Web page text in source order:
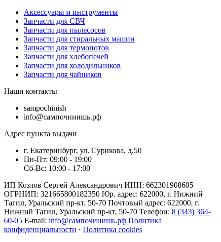
Аксессуары и инструменты
Запчасти для СВЧ
Запчасти для пылесосов
Запчасти для стиральных машин
Запчасти для термопотов
Запчасти для хлебопечей
Запчасти для холодильников
Запчасти для чайников
Наши контакты
sampochinish
info@сампочинишь.рф
Адрес пункта выдачи
г. Екатеринбург, ул. Сурикова, д.50
Пн-Пт: 09:00 - 19:00
Сб-Вс: 10:00 - 17:00
ИП Козлов Сергей Александрович ИНН: 662301908605
ОГРНИП: 321665800182350 Юр. адрес: 622000, г. Нижний
Тагил, Уральский пр-кт, 50-70 Почтовый адрес: 622000, г.
Нижний Тагил, Уральский пр-кт, 50-70 Телефон: 8 (343) 364-
60-05 E-mail: info@сампочинишь.рф Политика
конфиденциальности · Политика cookies